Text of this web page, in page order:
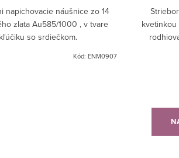
napichovacie náušnice zo 14
zlata Au585/1000 , v tvare
kľúčiku so srdiečkom.
Kód:ENM0907
kvetinkou